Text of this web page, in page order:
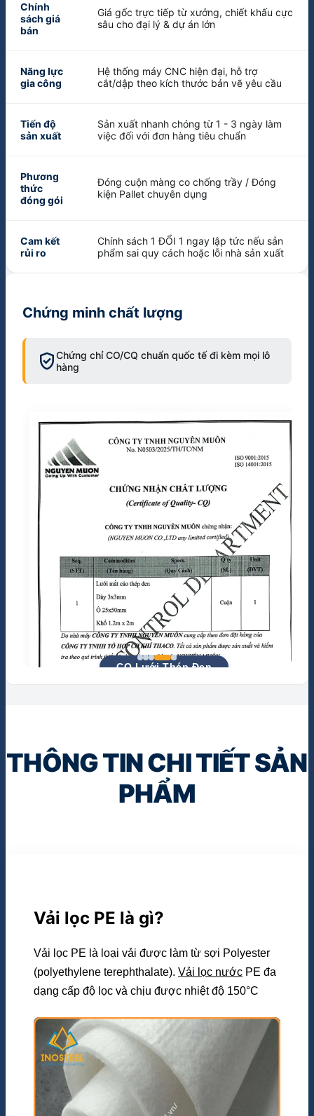
Chính
sách giá
bán
Giá gốc trực tiếp từ xưởng, chiết khấu cực
sâu cho đại lý & dự án lớn
Năng lực
gia công
Hệ thống máy CNC hiện đại, hỗ trợ
cắt/dập theo kích thước bản vẽ yêu cầu
Tiến độ
sản xuất
Sản xuất nhanh chóng từ 1 - 3 ngày làm
việc đối với đơn hàng tiêu chuẩn
Phương
thức
đóng gói
Đóng cuộn màng co chống trầy / Đóng
kiện Pallet chuyên dụng
Cam kết
rủi ro
Chính sách 1 ĐỔI 1 ngay lập tức nếu sản
phẩm sai quy cách hoặc lỗi nhà sản xuất
Chứng minh chất lượng
verified_userChứng chỉ CO/CQ chuẩn quốc tế đi kèm mọi lô
hàng
Phiếu Test QUATEST 3
THÔNG TIN CHI TIẾT SẢN
PHẨM
Vải lọc PE là gì?
Vải lọc PE là loại vải được làm từ sợi Polyester
(polyethylene terephthalate). Vải lọc nước PE đa
dạng cấp độ lọc và chịu được nhiệt độ 150°C